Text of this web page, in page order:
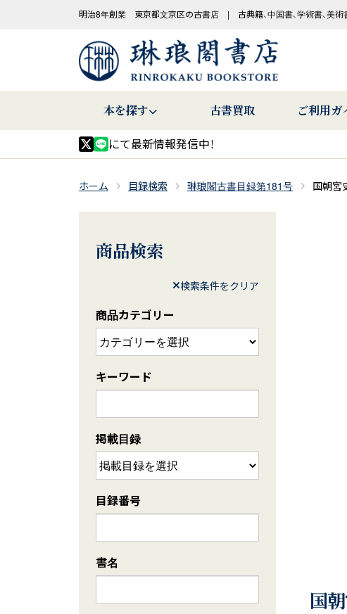
明治8年創業 東京都文京区の古書店 | 古典籍、中国書、学術書、美術
本を探す 古書買取 ご利用ガ
にて最新情報発信中！
ホーム 目録検索 琳琅閣古書目録第181号 国朝宮
国
商品検索
検索条件をクリア
商品カテゴリー
キーワード
掲載目録
目録番号
書名